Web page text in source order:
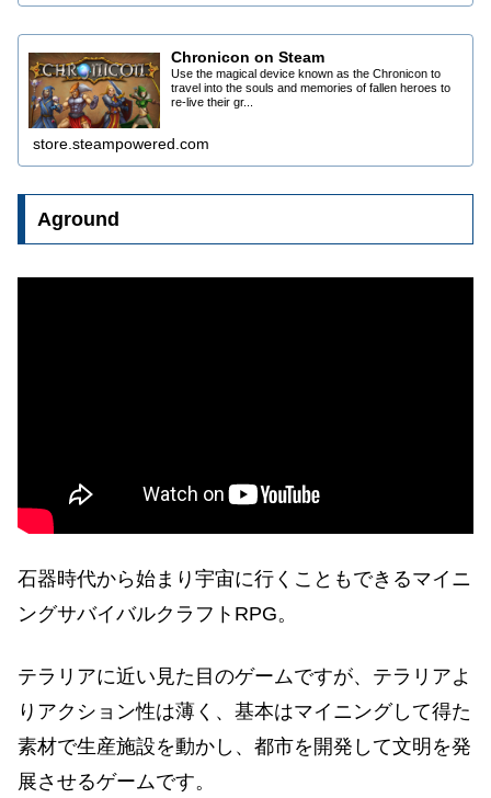
Chronicon on Steam
Use the magical device known as the Chronicon to
travel into the souls and memories of fallen heroes to
re-live their gr...
store.steampowered.com
Aground
石器時代から始まり 宇宙に行くこともできるマイニ
ングサバイバルクラフトRPG。
テラリアに近い見た目のゲームですが、テラリアよ
りアクション性は薄く、基本はマイニングして得た
素材で生産施設を動かし、都市を開発して文明を発
展させるゲームです。